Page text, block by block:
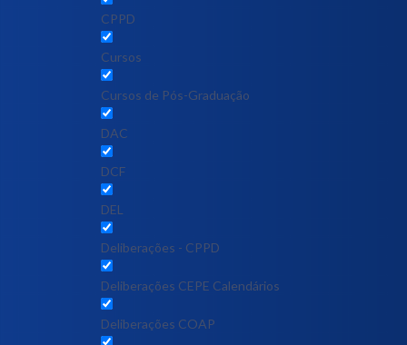
CPPD
Cursos
Cursos de Pós-Graduação
DAC
DCF
DEL
Deliberações - CPPD
Deliberações CEPE Calendários
Deliberações COAP